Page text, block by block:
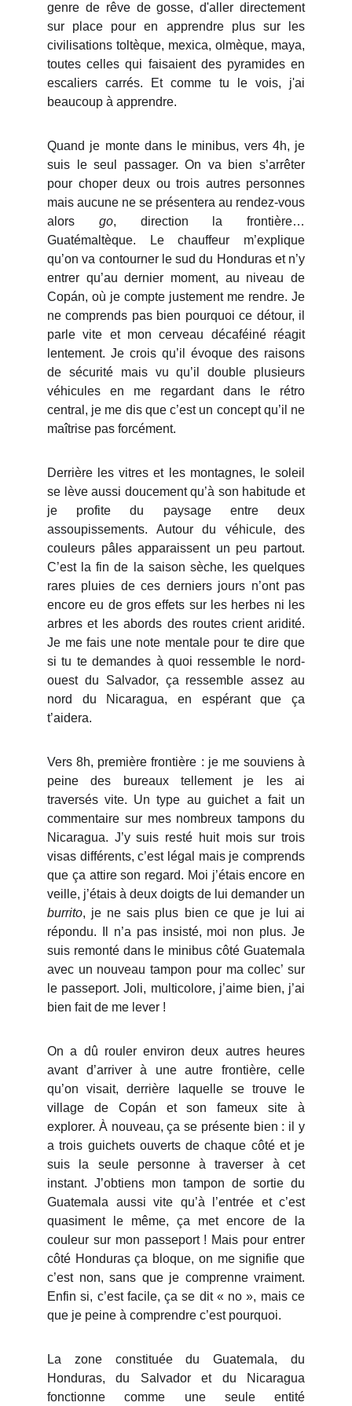
genre de rêve de gosse, d'aller directement
sur place pour en apprendre plus sur les
civilisations toltèque, mexica, olmèque, maya,
toutes celles qui faisaient des pyramides en
escaliers carrés. Et comme tu le vois, j'ai
beaucoup à apprendre.
Quand je monte dans le minibus, vers 4h, je
suis le seul passager. On va bien s’arrêter
pour choper deux ou trois autres personnes
mais aucune ne se présentera au rendez-vous
alors go, direction la frontière…
Guatémaltèque. Le chauffeur m’explique
qu’on va contourner le sud du Honduras et n’y
entrer qu’au dernier moment, au niveau de
Copán, où je compte justement me rendre. Je
ne comprends pas bien pourquoi ce détour, il
parle vite et mon cerveau décaféiné réagit
lentement. Je crois qu’il évoque des raisons
de sécurité mais vu qu’il double plusieurs
véhicules en me regardant dans le rétro
central, je me dis que c’est un concept qu’il ne
maîtrise pas forcément.
Derrière les vitres et les montagnes, le soleil
se lève aussi doucement qu’à son habitude et
je profite du paysage entre deux
assoupissements. Autour du véhicule, des
couleurs pâles apparaissent un peu partout.
C’est la fin de la saison sèche, les quelques
rares pluies de ces derniers jours n’ont pas
encore eu de gros effets sur les herbes ni les
arbres et les abords des routes crient aridité.
Je me fais une note mentale pour te dire que
si tu te demandes à quoi ressemble le nord-
ouest du Salvador, ça ressemble assez au
nord du Nicaragua, en espérant que ça
t’aidera.
Vers 8h, première frontière : je me souviens à
peine des bureaux tellement je les ai
traversés vite. Un type au guichet a fait un
commentaire sur mes nombreux tampons du
Nicaragua. J’y suis resté huit mois sur trois
visas différents, c’est légal mais je comprends
que ça attire son regard. Moi j’étais encore en
veille, j’étais à deux doigts de lui demander un
burrito, je ne sais plus bien ce que je lui ai
répondu. Il n’a pas insisté, moi non plus. Je
suis remonté dans le minibus côté Guatemala
avec un nouveau tampon pour ma collec’ sur
le passeport. Joli, multicolore, j’aime bien, j’ai
bien fait de me lever !
On a dû rouler environ deux autres heures
avant d’arriver à une autre frontière, celle
qu’on visait, derrière laquelle se trouve le
village de Copán et son fameux site à
explorer. À nouveau, ça se présente bien : il y
a trois guichets ouverts de chaque côté et je
suis la seule personne à traverser à cet
instant. J’obtiens mon tampon de sortie du
Guatemala aussi vite qu’à l’entrée et c’est
quasiment le même, ça met encore de la
couleur sur mon passeport ! Mais pour entrer
côté Honduras ça bloque, on me signifie que
c’est non, sans que je comprenne vraiment.
Enfin si, c’est facile, ça se dit « no », mais ce
que je peine à comprendre c’est pourquoi.
La zone constituée du Guatemala, du
Honduras, du Salvador et du Nicaragua
fonctionne comme une seule entité